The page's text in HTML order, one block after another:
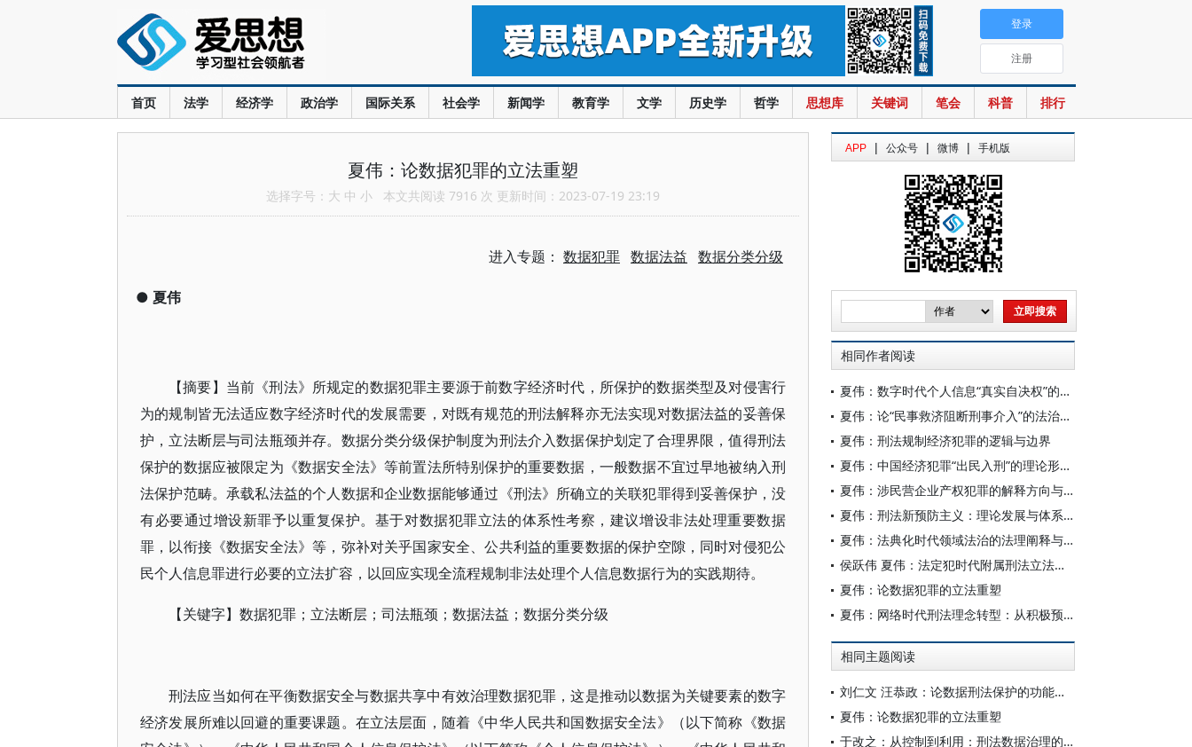
首页 法学 经济学 政治学 国际关系 社会学 新闻学 教育学 文学 历史学 哲学 思想库 关键词 笔会 科普 排行
登录
注册
夏伟：论数据犯罪的立法重塑
选择字号： 大 中 小 本文共阅读 7916 次 更新时间：2023-07-19 23:19
进入专题： 数据犯罪 数据法益 数据分类分级
● 夏伟
【摘要】当前《刑法》所规定的数据犯罪主要源于前数字经济时代，所保护的数据类型及对侵害行
为的规制皆无法适应数字经济时代的发展需要，对既有规范的刑法解释亦无法实现对数据法益的妥善保
护，立法断层与司法瓶颈并存。数据分类分级保护制度为刑法介入数据保护划定了合理界限，值得刑法
保护的数据应被限定为《数据安全法》等前置法所特别保护的重要数据，一般数据不宜过早地被纳入刑
法保护范畴。承载私法益的个人数据和企业数据能够通过《刑法》所确立的关联犯罪得到妥善保护，没
有必要通过增设新罪予以重复保护。基于对数据犯罪立法的体系性考察，建议增设非法处理重要数据
罪，以衔接《数据安全法》等，弥补对关乎国家安全、公共利益的重要数据的保护空隙，同时对侵犯公
民个人信息罪进行必要的立法扩容，以回应实现全流程规制非法处理个人信息数据行为的实践期待。
【关键字】数据犯罪；立法断层；司法瓶颈；数据法益；数据分类分级
刑法应当如何在平衡数据安全与数据共享中有效治理数据犯罪，这是推动以数据为关键要素的数字
经济发展所难以回避的重要课题。在立法层面，随着《中华人民共和国数据安全法》（以下简称《数据
APP | 公众号 | 微博 | 手机版
相同作者阅读
夏伟：数字时代个人信息“真实自决权”的法治回归
夏伟：论“民事救济阻断刑事介入”的法治逻辑
夏伟：刑法规制经济犯罪的逻辑与边界
夏伟：中国经济犯罪“出民入刑”的理论形塑与实现逻辑
夏伟：涉民营企业产权犯罪的解释方向与规范限度——以《刑法修正案(十二)》为分析重点
夏伟：刑法新预防主义：理论发展与体系构建
夏伟：法典化时代领域法治的法理阐释与中国路径
侯跃伟 夏伟：法定犯时代附属刑法立法模式之提倡
夏伟：论数据犯罪的立法重塑
夏伟：网络时代刑法理念转型：从积极预防走向消极预防
相同主题阅读
刘仁文 汪恭政：论数据刑法保护的功能主义解释
夏伟：论数据犯罪的立法重塑
于改之：从控制到利用：刑法数据治理的模式转换